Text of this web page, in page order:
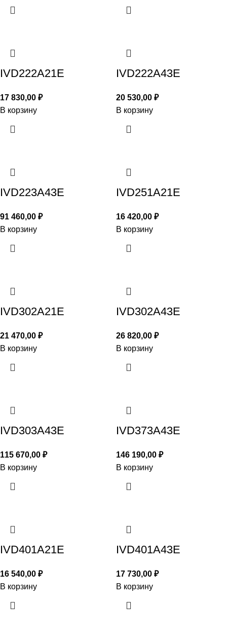
IVD222A21E
17 830,00 ₽
В корзину
IVD222A43E
20 530,00 ₽
В корзину
IVD223A43E
91 460,00 ₽
В корзину
IVD251A21E
16 420,00 ₽
В корзину
IVD302A21E
21 470,00 ₽
В корзину
IVD302A43E
26 820,00 ₽
В корзину
IVD303A43E
115 670,00 ₽
В корзину
IVD373A43E
146 190,00 ₽
В корзину
IVD401A21E
16 540,00 ₽
В корзину
IVD401A43E
17 730,00 ₽
В корзину